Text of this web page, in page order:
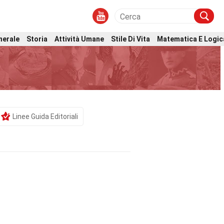
Storia Attività Umane Stile Di Vita
Matematica E
Linee Guida Editoriali